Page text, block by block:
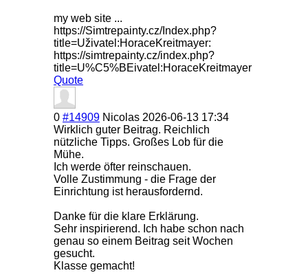
my web site ...
https://Simtrepainty.cz/Index.php?
title=Uživatel:HoraceKreitmayer:
https://simtrepainty.cz/index.php?
title=U%C5%BEivatel:HoraceKreitmayer
Quote
0 #14909 Nicolas 2026-06-13 17:34
Wirklich guter Beitrag. Reichlich
nützliche Tipps. Großes Lob für die
Mühe.
Ich werde öfter reinschauen.
Volle Zustimmung - die Frage der
Einrichtung ist herausfordernd.
Danke für die klare Erklärung.
Sehr inspirierend. Ich habe schon nach
genau so einem Beitrag seit Wochen
gesucht.
Klasse gemacht!